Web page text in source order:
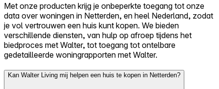
Met onze producten krijg je onbeperkte toegang tot onze
data over woningen in Netterden, en heel Nederland, zodat
je vol vertrouwen een huis kunt kopen. We bieden
verschillende diensten, van hulp op afroep tijdens het
biedproces met Walter, tot toegang tot ontelbare
gedetailleerde woningrapporten met Walter.
Kan Walter Living mij helpen een huis te kopen in Netterden?